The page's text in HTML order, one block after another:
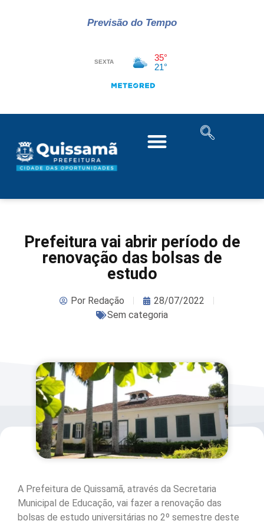
Previsão do Tempo
Prefeitura vai abrir período de
renovação das bolsas de
estudo
PorRedação
28/07/2022
Sem categoria
A Prefeitura de Quissamã, através da Secretaria
Municipal de Educação, vai fazer a renovação das
bolsas de estudo universitárias no 2º semestre deste